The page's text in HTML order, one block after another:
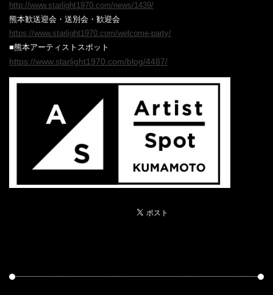
http://www.starlight1970.com/news/1439/
熊本歓送迎会・送別会・歓迎会
https://www.starlight1970.com/welcome-party/
■熊本アーティストスポット
https://www.starlight1970.com/blog/4487/